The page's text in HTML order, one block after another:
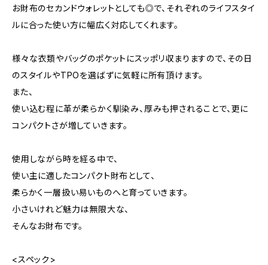
お財布のセカンドウォレットとしても◎で、それぞれのライフスタイ
ルに合った使い方に幅広く対応してくれます。
様々な衣類やバッグのポケットにスッポリ収まりますので、その日
のスタイルやTPOを選ばずに気軽に所有頂けます。
また、
使い込む程に革が柔らかく馴染み、厚みも押されることで、更に
コンパクトさが増していきます。
使用しながら時を経る中で、
使い主に適したコンパクト財布として、
柔らかく一層扱い易いものへと育っていきます。
小さいけれど魅力は無限大な、
そんなお財布です。
<スペック>